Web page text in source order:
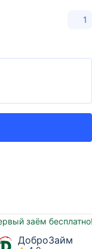
1
заём
ДоброЗайм